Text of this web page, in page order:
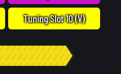
Tuning Slot 10 (V)